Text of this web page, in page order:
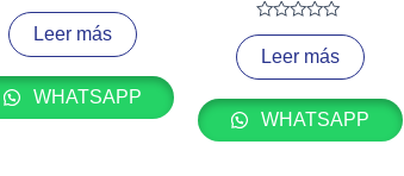
Valorado
con
0
de
Leer más
WHATSAPP
Valorado
con
0
de
Leer más
WHATSAPP